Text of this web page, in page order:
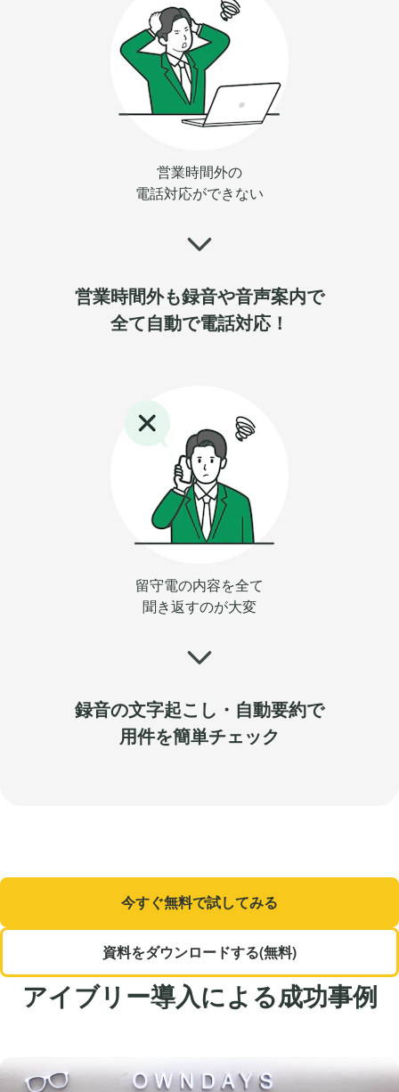
営業時間外の
電話対応ができない
営業時間外も録音や音声案内で
全て自動で電話対応！
留守電の内容を全て
聞き返すのが大変
録音の文字起こし・自動要約で
用件を簡単チェック
今すぐ無料で試してみる
資料をダウンロードする(無料)
アイブリー導入による成功事例